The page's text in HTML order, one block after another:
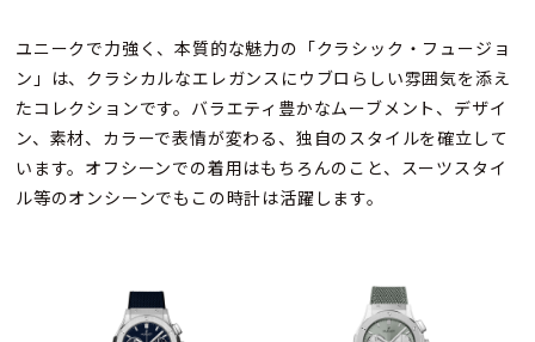
ユニークで力強く、本質的な魅力の「クラシック・フュージョ
ン」は、クラシカルなエレガンスにウブロらしい雰囲気を添え
たコレクションです。バラエティ豊かなムーブメント、デザイ
ン、素材、カラーで表情が変わる、独自のスタイルを確立して
います。オフシーンでの着用はもちろんのこと、スーツスタイ
ル等のオンシーンでもこの時計は活躍します。